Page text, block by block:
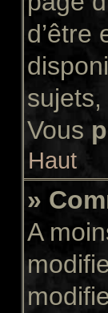
d’être
Vous
Haut
»
A